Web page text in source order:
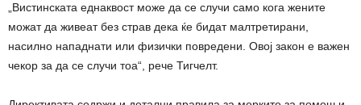
„Вистинската еднаквост може да се случи само кога жените
можат да живеат без страв дека ќе бидат малтретирани,
насилно нападнати или физички повредени. Овој закон е важен
чекор за да се случи тоа“, рече Тигчелт.